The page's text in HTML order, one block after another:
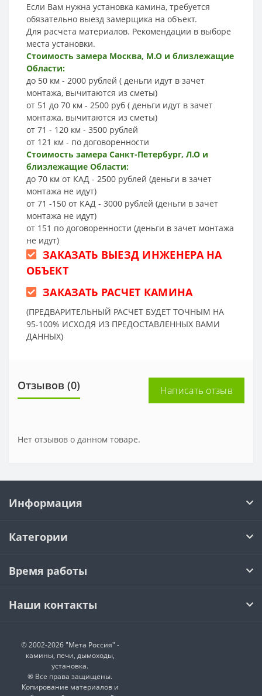
Если Вам нужна установка камина, требуется
обязательно выезд замерщика на объект.
Для расчета материалов. Рекомендации в выборе
места установки.
Стоимость замера Москва, М.О и близлежащие
Области:
до 50 км - 2000 рублей ( деньги идут в зачет
монтажа, вычитаются из сметы)
от 51 до 70 км - 2500 руб ( деньги идут в зачет
монтажа, вычитаются из сметы)
от 71 - 120 км - 3500 рублей
от 121 км - по договоренности
Стоимость замера Санкт-Петербург, Л.О и
близлежащие Области:
до 70 км от КАД - 2500 рублей (деньги в зачет
монтажа не идут)
от 71 -150 от КАД - 3000 рублей (деньги в зачет
монтажа не идут)
от 151 по договоренности (деньги в зачет монтажа
не идут)
ЗАКАЗАТЬ ВЫЕЗД ИНЖЕНЕРА НА
ОБЪЕКТ
ЗАКАЗАТЬ РАСЧЕТ КАМИНА
(ПРЕДВАРИТЕЛЬНЫЙ РАСЧЕТ БУДЕТ ТОЧНЫМ НА
95-100% ИСХОДЯ ИЗ ПРЕДОСТАВЛЕННЫХ ВАМИ
ДАННЫХ)
Отзывов (0) Написать отзыв
Нет отзывов о данном товаре.
Информация
Категории
Время работы
Наши контакты
© 2002-2026 "Мета Россия" -
камины, печи, дымоходы,
установка.
® Все права защищены.
Копирование материалов и